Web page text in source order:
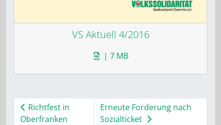
VS Aktuell 4/2016
| 7 MB
Richtfest in
Oberfranken
Erneute Forderung nach
Sozialticket